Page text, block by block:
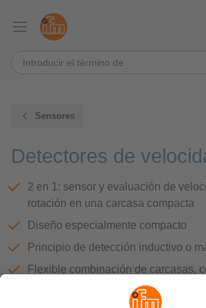
Sensores
Detectores de
2 en 1: sensor y evaluación de
rotación en una carcasa compacta
Diseño especialmente compacto
Principio de detección inductivo o
Flexible combinación de carcasas,